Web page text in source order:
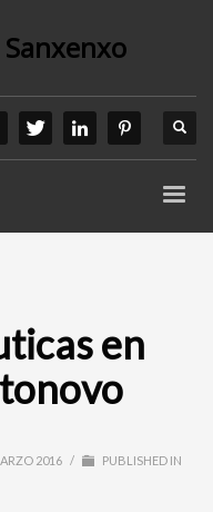
en
2016 /
PUBLISHED IN